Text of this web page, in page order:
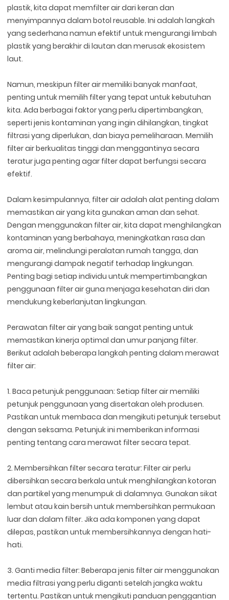
plastik, kita dapat memfilter air dari keran dan
menyimpannya dalam botol reusable. Ini adalah langkah
yang sederhana namun efektif untuk mengurangi limbah
plastik yang berakhir di lautan dan merusak ekosistem
laut.
Namun, meskipun filter air memiliki banyak manfaat,
penting untuk memilih filter yang tepat untuk kebutuhan
kita. Ada berbagai faktor yang perlu dipertimbangkan,
seperti jenis kontaminan yang ingin dihilangkan, tingkat
filtrasi yang diperlukan, dan biaya pemeliharaan. Memilih
filter air berkualitas tinggi dan menggantinya secara
teratur juga penting agar filter dapat berfungsi secara
efektif.
Dalam kesimpulannya, filter air adalah alat penting dalam
memastikan air yang kita gunakan aman dan sehat.
Dengan menggunakan filter air, kita dapat menghilangkan
kontaminan yang berbahaya, meningkatkan rasa dan
aroma air, melindungi peralatan rumah tangga, dan
mengurangi dampak negatif terhadap lingkungan.
Penting bagi setiap individu untuk mempertimbangkan
penggunaan filter air guna menjaga kesehatan diri dan
mendukung keberlanjutan lingkungan.
Perawatan filter air yang baik sangat penting untuk
memastikan kinerja optimal dan umur panjang filter.
Berikut adalah beberapa langkah penting dalam merawat
filter air:
1. Baca petunjuk penggunaan: Setiap filter air memiliki
petunjuk penggunaan yang disertakan oleh produsen.
Pastikan untuk membaca dan mengikuti petunjuk tersebut
dengan seksama. Petunjuk ini memberikan informasi
penting tentang cara merawat filter secara tepat.
2. Membersihkan filter secara teratur: Filter air perlu
dibersihkan secara berkala untuk menghilangkan kotoran
dan partikel yang menumpuk di dalamnya. Gunakan sikat
lembut atau kain bersih untuk membersihkan permukaan
luar dan dalam filter. Jika ada komponen yang dapat
dilepas, pastikan untuk membersihkannya dengan hati-
hati.
3. Ganti media filter: Beberapa jenis filter air menggunakan
media filtrasi yang perlu diganti setelah jangka waktu
tertentu. Pastikan untuk mengikuti panduan penggantian